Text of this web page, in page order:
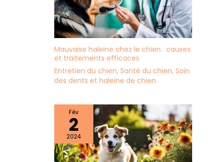
Mauvaise haleine chez le chien : causes
et traitements efficaces
Entretien du chien, Santé du chien, Soin
des dents et haleine de chien
Fév
2
2024